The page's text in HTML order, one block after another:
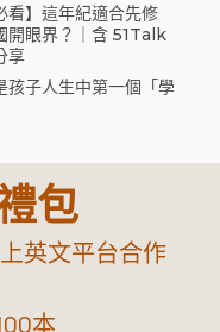
看】這年紀適合先修
開眼界？｜含 51Talk
享
孩子人生中第一個「學
包
英文平台合作
本